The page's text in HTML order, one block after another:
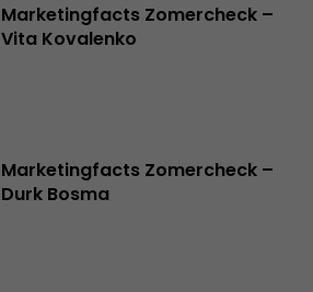
Marketingfacts Zomercheck –
Vita Kovalenko
Marketingfacts Zomercheck –
Durk Bosma